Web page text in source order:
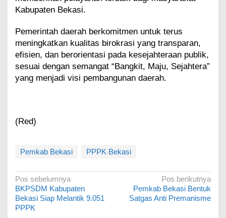
Kabupaten Bekasi.
Pemerintah daerah berkomitmen untuk terus
meningkatkan kualitas birokrasi yang transparan,
efisien, dan berorientasi pada kesejahteraan publik,
sesuai dengan semangat “Bangkit, Maju, Sejahtera”
yang menjadi visi pembangunan daerah.
(Red)
Pemkab Bekasi PPPK Bekasi
N
a
v
Pos sebelumnya
BKPSDM Kabupaten
Bekasi Siap Melantik 9.051
PPPK
Pos berikutnya
Pemkab Bekasi Bentuk
Satgas Anti Premanisme